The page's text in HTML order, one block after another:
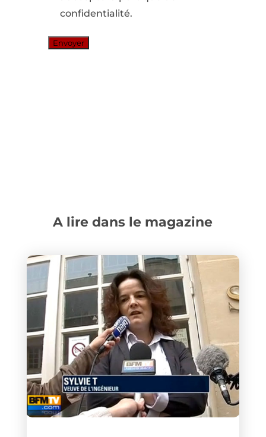
confidentialité.
A lire dans le magazine